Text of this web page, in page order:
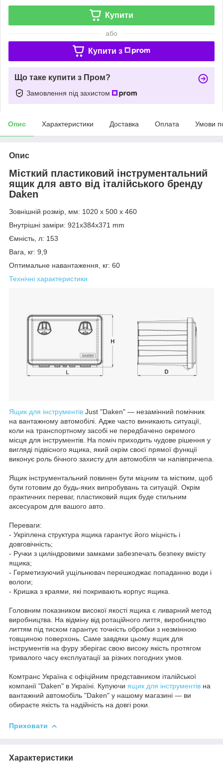
Купити
або
Купити з
Що таке купити з Пром?
Замовлення під захистом
Опис Характеристики Доставка Оплата Умови
Опис
Місткий пластиковий інструментальний
ящик для авто від італійського бренду
Daken
Зовнішній розмір, мм: 1020 х 500 х 460
Внутрішні заміри: 921x384x371 mm
Ємність, л: 153
Вага, кг: 9,9
Оптимальне навантаження, кг: 60
Технічні характеристики
Ящик для інструментів Just "Daken" — незамінний помічник
на вантажному автомобілі. Адже часто виникають ситуації,
коли на транспортному засобі не передбачено окремого
місця для інструментів. На поміч приходить чудове рішення у
вигляді підвісного ящика, який окрім своєї прямої функції
виконує роль бічного захисту для автомобіля чи напівпричепа.
Ящик інструментальний повинен бути міцним та містким, щоб
бути готовим до будь-яких випробувань та ситуацій. Окрім
практичних переваг, пластиковий ящик буде стильним
аксесуаром для вашого авто.
Переваги:
- Укріплена структура ящика гарантує його міцність і
довговічність;
- Ручки з циліндровими замками забезпечать безпеку вмісту
ящика;
- Герметизуючий ущільнювач перешкоджає попаданню води і
вологи;
- Кришка з краями, які покривають корпус ящика.
Головним показником високої якості ящика є ливарний метод
виробництва. На відміну від ротаційного лиття, виробництво
литтям під тиском гарантує точність обробки з незмінною
товщиною поверхонь. Саме завдяки цьому ящик для
інструментів на фуру зберігає свою високу якість протягом
тривалого часу експлуатації за різних погодних умов.
Комтранс Україна є офіційним представником італійської
компанії "Daken" в Україні. Купуючи ящик для інструментів на
вантажний автомобіль "Daken" у нашому магазині — ви
обираєте якість та надійність на довгі роки.
Приховати
Характеристики